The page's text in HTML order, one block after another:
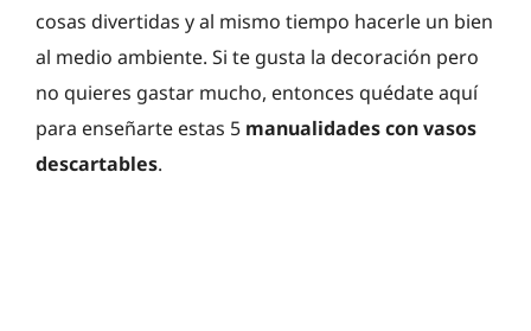
cosas divertidas y al mismo tiempo hacerle un bien
al medio ambiente. Si te gusta la decoración pero
no quieres gastar mucho, entonces quédate aquí
para enseñarte estas 5 manualidades con vasos
descartables.